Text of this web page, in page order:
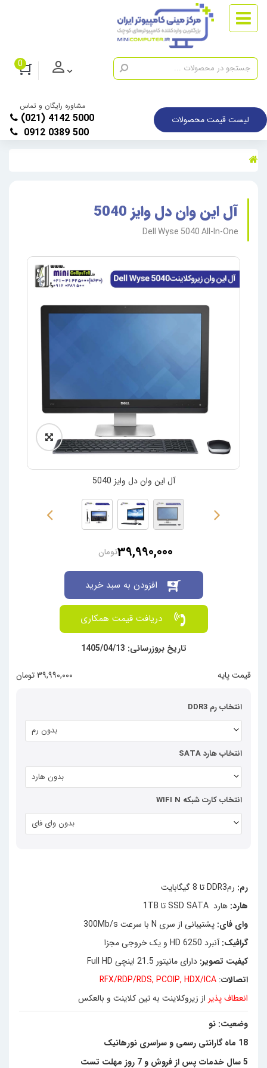
0
لیست قیمت محصولات
مشاوره رایگان و تماس
(021) 4142 5000
0912 0389 500
آل این وان دل وایز 5040
Dell Wyse 5040 All-In-One
آل این وان دل وایز 5040
رم: رمDDR3 تا 8 گیگابایت
هارد: هارد SSD SATA تا 1TB
وای فای: پشتیبانی از سری N با سرعت 300Mb/s
گرافیک:آنبرد HD 6250 و یک خروجی مجزا
کیفیت تصویر: دارای مانیتور 21.5 اینچی Full HD
اتصالات:
RFX/RDP/RDS, PCOIP, HDX/ICA
انعطاف پذیر از زیروکلاینت به تین کلاینت و بالعکس
وضعیت: نو
18 ماه گارانتی رسمی و سراسری نورهانیک
5 سال خدمات پس از فروش و 7 روز مهلت تست
قیمت پایه ۳۹,۹۹۰,۰۰۰ تومان
انتخاب رم DDR3
بدون رم
انتخاب هارد SATA
بدون هارد
انتخاب کارت شبکه WIFI N
بدون وای فای
39,990,000تومان
تاریخ بروزرسانی: 1405/04/13
افزودن به سبد خرید
دریافت قیمت همکاری